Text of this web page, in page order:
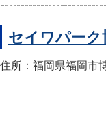
セイワパー
住所：福岡県福岡市